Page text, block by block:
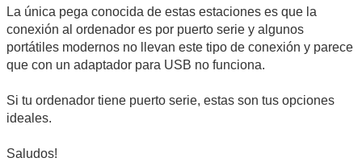
La única pega conocida de estas estaciones es que la
conexión al ordenador es por puerto serie y algunos
portátiles modernos no llevan este tipo de conexión y parece
que con un adaptador para USB no funciona.
Si tu ordenador tiene puerto serie, estas son tus opciones
ideales.
Saludos!